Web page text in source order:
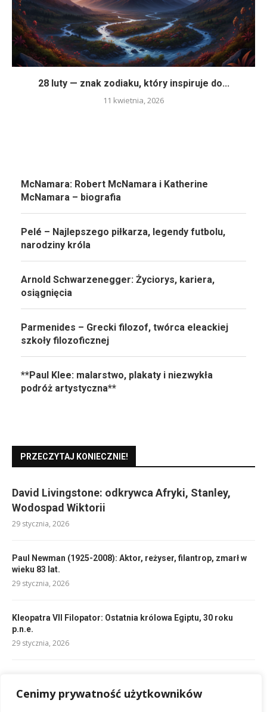
Cenimy prywatność użytkowników
28 luty — znak zodiaku, który inspiruje do...
11 kwietnia, 2026
McNamara: Robert McNamara i Katherine
McNamara – biografia
Pelé – Najlepszego piłkarza, legendy futbolu,
narodziny króla
Arnold Schwarzenegger: Życiorys, kariera,
osiągnięcia
Parmenides – Grecki filozof, twórca eleackiej
szkoły filozoficznej
**Paul Klee: malarstwo, plakaty i niezwykła
podróż artystyczna**
PRZECZYTAJ KONIECZNIE!
David Livingstone: odkrywca Afryki, Stanley,
Wodospad Wiktorii
29 stycznia, 2026
Paul Newman (1925-2008): Aktor, reżyser, filantrop, zmarł w
wieku 83 lat.
29 stycznia, 2026
Kleopatra VII Filopator: Ostatnia królowa Egiptu, 30 roku
p.n.e.
29 stycznia, 2026
29 stycznia, 2026